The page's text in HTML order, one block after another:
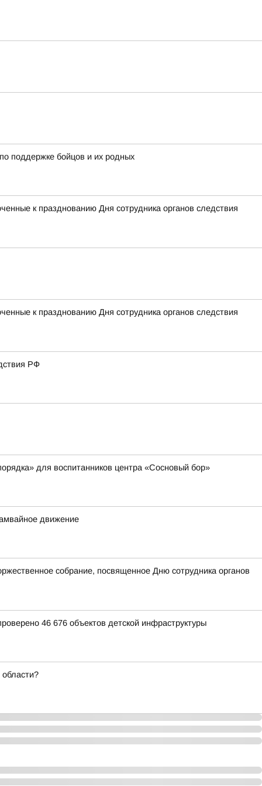
поддержке бойцов и их родных
к празднованию Дня сотрудника органов следствия
к празднованию Дня сотрудника органов следствия
РФ
для воспитанников центра «Сосновый бор»
движение
собрание, посвященное Дню сотрудника органов
46 676 объектов детской инфраструктуры